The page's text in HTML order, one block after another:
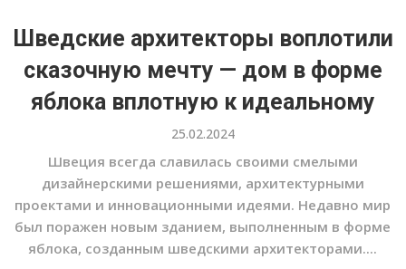
Шведские архитекторы воплотили
сказочную мечту — дом в форме
яблока вплотную к идеальному
25.02.2024
Швеция всегда славилась своими смелыми
дизайнерскими решениями, архитектурными
проектами и инновационными идеями. Недавно мир
был поражен новым зданием, выполненным в форме
яблока, созданным шведскими архитекторами....